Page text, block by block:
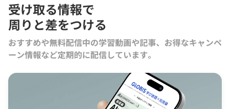
受け取る情報で
周りと差をつける
おすすめや無料配信中の学習動画や記事、お得なキャンペ
ーン情報など定期的に配信しています。